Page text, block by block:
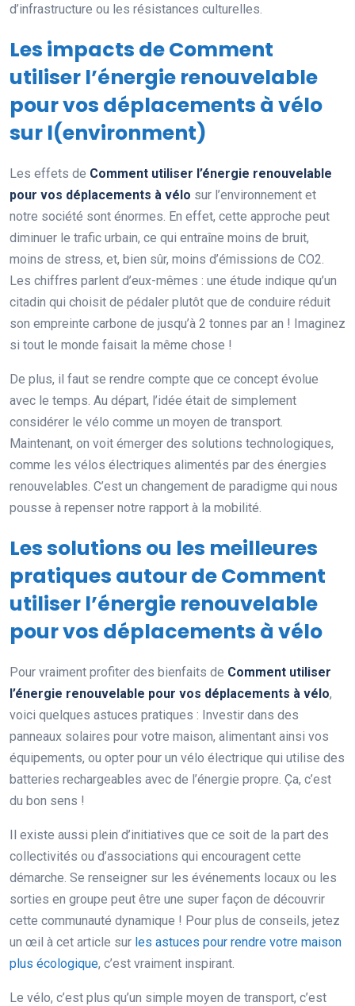
d’infrastructure ou les résistances culturelles.
Les impacts de Comment
utiliser l’énergie renouvelable
pour vos déplacements à vélo
sur l(environment)
Les effets de Comment utiliser l’énergie renouvelable
pour vos déplacements à vélo sur l’environnement et
notre société sont énormes. En effet, cette approche peut
diminuer le trafic urbain, ce qui entraîne moins de bruit,
moins de stress, et, bien sûr, moins d’émissions de CO2.
Les chiffres parlent d’eux-mêmes : une étude indique qu’un
citadin qui choisit de pédaler plutôt que de conduire réduit
son empreinte carbone de jusqu’à 2 tonnes par an ! Imaginez
si tout le monde faisait la même chose !
De plus, il faut se rendre compte que ce concept évolue
avec le temps. Au départ, l’idée était de simplement
considérer le vélo comme un moyen de transport.
Maintenant, on voit émerger des solutions technologiques,
comme les vélos électriques alimentés par des énergies
renouvelables. C’est un changement de paradigme qui nous
pousse à repenser notre rapport à la mobilité.
Les solutions ou les meilleures
pratiques autour de Comment
utiliser l’énergie renouvelable
pour vos déplacements à vélo
Pour vraiment profiter des bienfaits de Comment utiliser
l’énergie renouvelable pour vos déplacements à vélo,
voici quelques astuces pratiques : Investir dans des
panneaux solaires pour votre maison, alimentant ainsi vos
équipements, ou opter pour un vélo électrique qui utilise des
batteries rechargeables avec de l’énergie propre. Ça, c’est
du bon sens !
Il existe aussi plein d’initiatives que ce soit de la part des
collectivités ou d’associations qui encouragent cette
démarche. Se renseigner sur les événements locaux ou les
sorties en groupe peut être une super façon de découvrir
cette communauté dynamique ! Pour plus de conseils, jetez
un œil à cet article sur les astuces pour rendre votre maison
plus écologique, c’est vraiment inspirant.
Le vélo, c’est plus qu’un simple moyen de transport, c’est